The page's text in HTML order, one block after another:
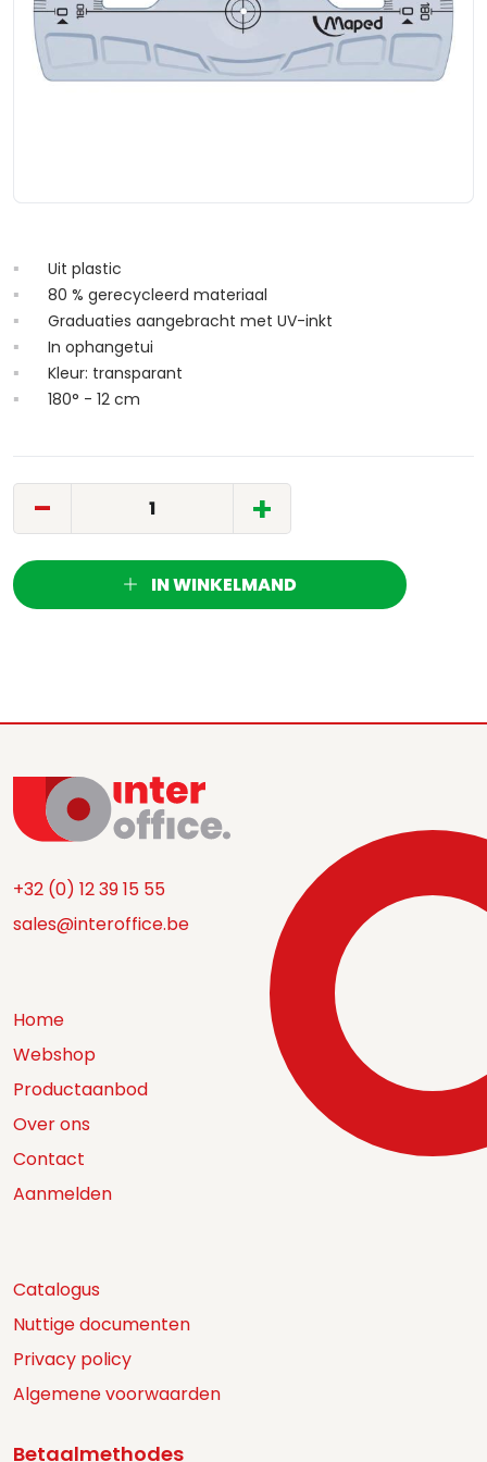
Uit plastic
80 % gerecycleerd materiaal
Graduaties aangebracht met UV-inkt
In ophangetui
Kleur: transparant
180° - 12 cm
- +
IN WINKELMAND
+32 (0) 12 39 15 55
sales@interoffice.be
Home
Webshop
Productaanbod
Over ons
Contact
Aanmelden
Catalogus
Nuttige documenten
Privacy policy
Algemene voorwaarden
Betaalmethodes